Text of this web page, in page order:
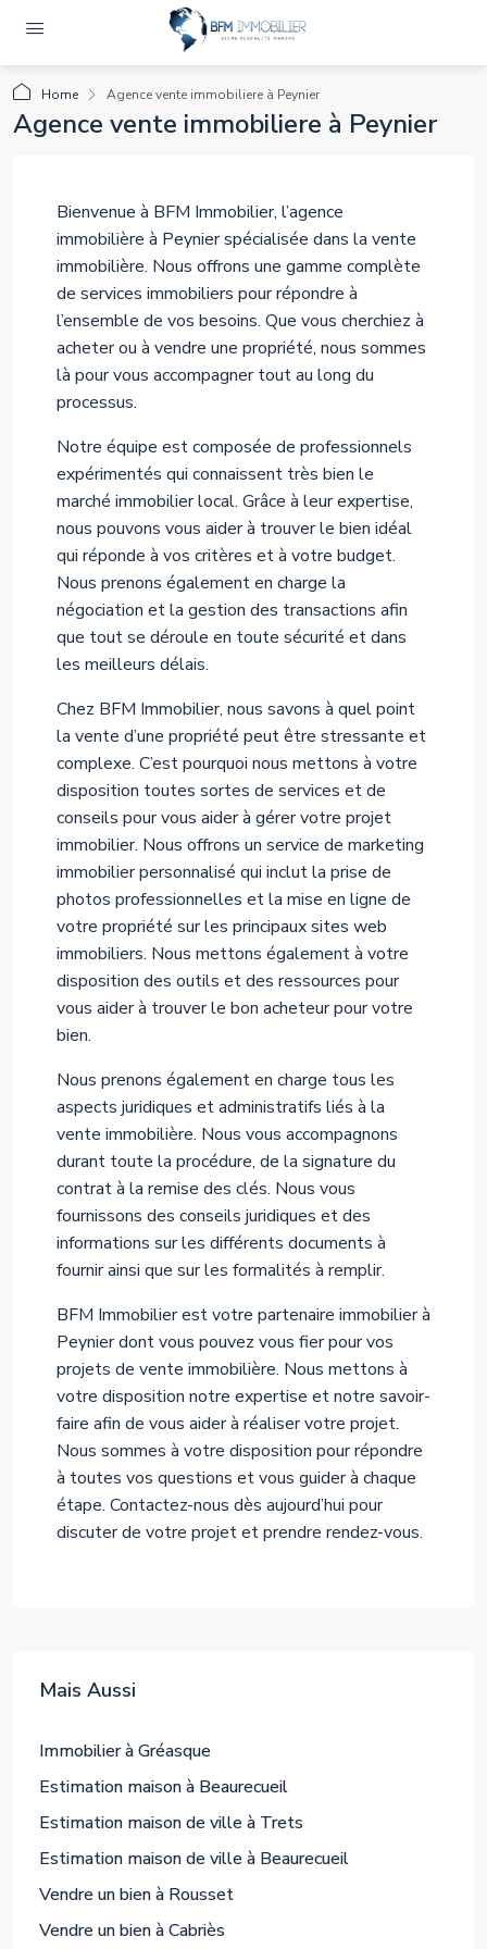
Home Agence vente immobiliere à Peynier
Agence vente immobiliere à Peynier
Bienvenue à BFM Immobilier, l’agence
immobilière à Peynier spécialisée dans la vente
immobilière. Nous offrons une gamme complète
de services immobiliers pour répondre à
l’ensemble de vos besoins. Que vous cherchiez à
acheter ou à vendre une propriété, nous sommes
là pour vous accompagner tout au long du
processus.
Notre équipe est composée de professionnels
expérimentés qui connaissent très bien le
marché immobilier local. Grâce à leur expertise,
nous pouvons vous aider à trouver le bien idéal
qui réponde à vos critères et à votre budget.
Nous prenons également en charge la
négociation et la gestion des transactions afin
que tout se déroule en toute sécurité et dans
les meilleurs délais.
Chez BFM Immobilier, nous savons à quel point
la vente d’une propriété peut être stressante et
complexe. C’est pourquoi nous mettons à votre
disposition toutes sortes de services et de
conseils pour vous aider à gérer votre projet
immobilier. Nous offrons un service de marketing
immobilier personnalisé qui inclut la prise de
photos professionnelles et la mise en ligne de
votre propriété sur les principaux sites web
immobiliers. Nous mettons également à votre
disposition des outils et des ressources pour
vous aider à trouver le bon acheteur pour votre
bien.
Nous prenons également en charge tous les
aspects juridiques et administratifs liés à la
vente immobilière. Nous vous accompagnons
durant toute la procédure, de la signature du
contrat à la remise des clés. Nous vous
fournissons des conseils juridiques et des
informations sur les différents documents à
fournir ainsi que sur les formalités à remplir.
BFM Immobilier est votre partenaire immobilier à
Peynier dont vous pouvez vous fier pour vos
projets de vente immobilière. Nous mettons à
votre disposition notre expertise et notre savoir-
faire afin de vous aider à réaliser votre projet.
Nous sommes à votre disposition pour répondre
à toutes vos questions et vous guider à chaque
étape. Contactez-nous dès aujourd’hui pour
discuter de votre projet et prendre rendez-vous.
Mais Aussi
Immobilier à Gréasque
Estimation maison à Beaurecueil
Estimation maison de ville à Trets
Estimation maison de ville à Beaurecueil
Vendre un bien à Rousset
Vendre un bien à Cabriès